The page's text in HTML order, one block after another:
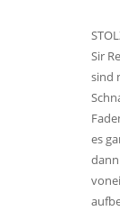
Sir
sind
es